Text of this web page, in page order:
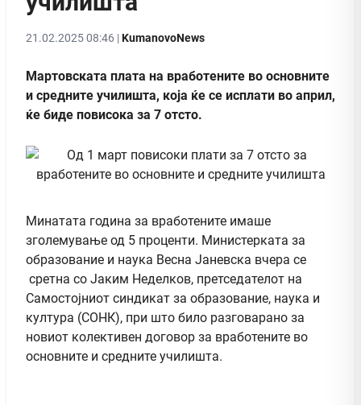
21.02.2025 08:46 |KumanovoNews
Мартовската плата на вработените во основните
и средните училишта, која ќе се исплати во април,
ќе биде повисока за 7 отсто.
Mинатата година за вработените имаше
зголемување од 5 проценти. Министерката за
образование и наука Весна Јаневска вчера се
сретна со Јаким Неделков, претседателот на
Самостојниот синдикат за образование, наука и
култура (СОНК), при што било разговарано за
новиот колективен договор за вработените во
основните и средните училишта.